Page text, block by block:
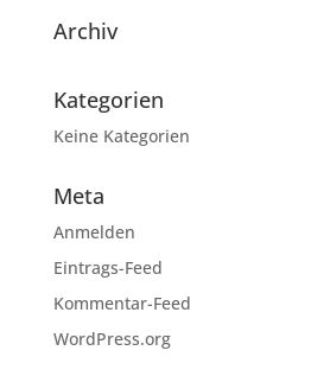
Archiv
Kategorien
Keine Kategorien
Meta
Anmelden
Eintrags-Feed
Kommentar-Feed
WordPress.org